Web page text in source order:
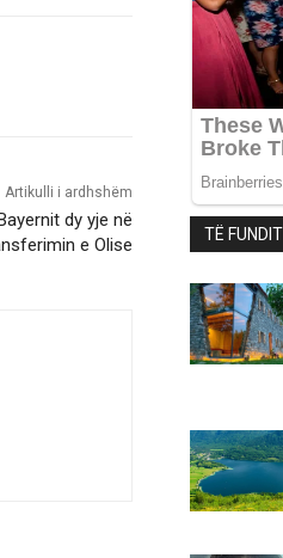
Artikulli i ardhshëm
dy yje në
e Olise
TË FUNDIT